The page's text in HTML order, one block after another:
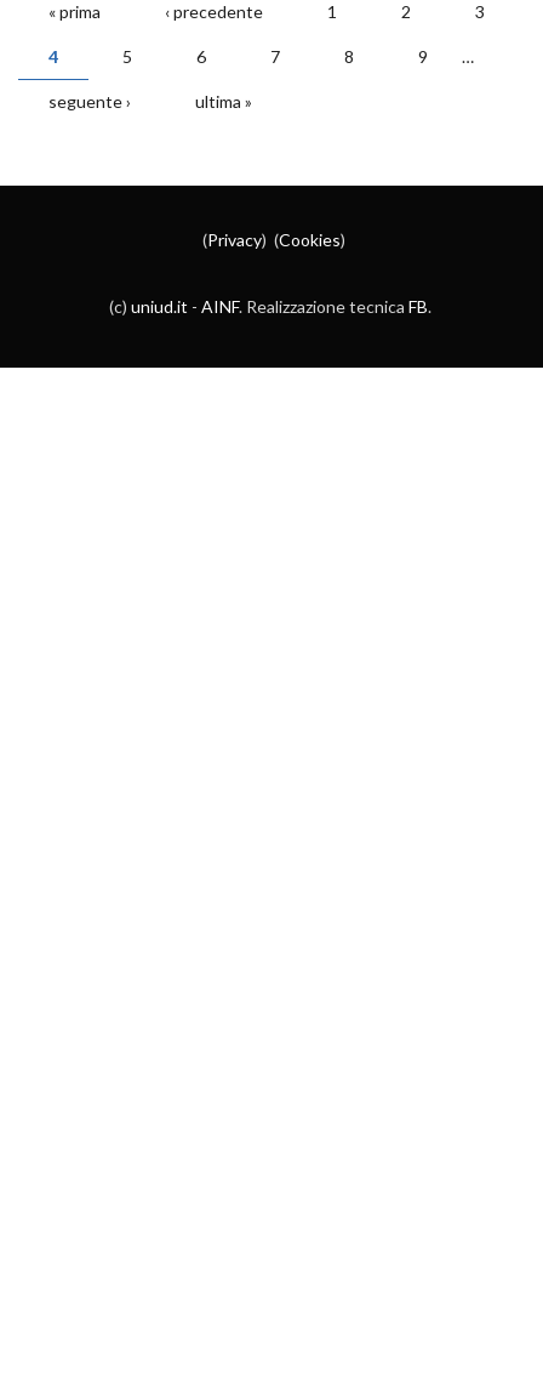
PAGINE
« prima ‹ precedente 1 2 3
4 5 6 7 8 9 …
seguente › ultima »
(Privacy) (Cookies)
(c) uniud.it - AINF. Realizzazione tecnica FB.